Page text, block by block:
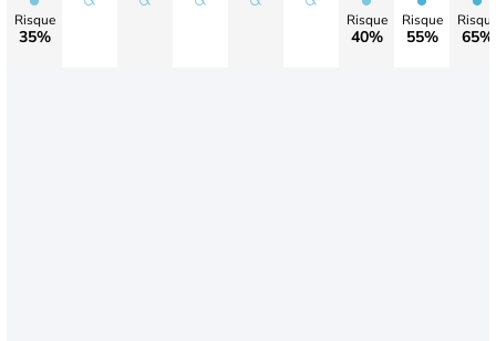
Risque
35%
Risque
40%
Risque
55% 65%